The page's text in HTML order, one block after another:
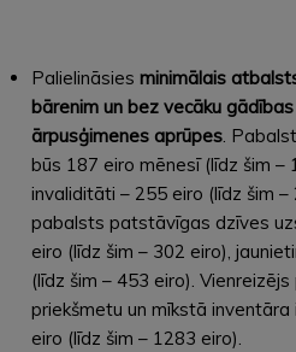
Palielināsies minimālais
bārenim un bez vecāku
ārpusģimenes aprūpes.
būs 187 eiro mēnesī (līdz šim –
invaliditāti – 255 eiro (līdz šim –
pabalsts patstāvīgas dzīves
eiro (līdz šim – 302 eiro),
(līdz šim – 453 eiro).
priekšmetu un mīkstā
eiro (līdz šim – 1283 eiro).